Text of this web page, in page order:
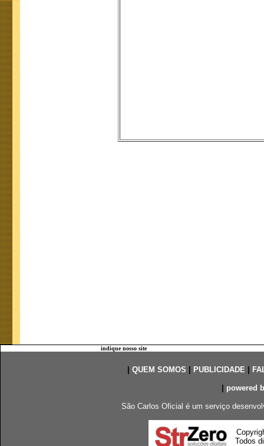
indique nosso site
QUEM SOMOS PUBLICIDADE|
powered
São Carlos Oficial é um serviço
Todos